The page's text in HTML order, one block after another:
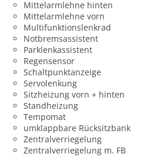
Mittelarmlehne hinten
Mittelarmlehne vorn
Multifunktionslenkrad
Notbremsassistent
Parklenkassistent
Regensensor
Schaltpunktanzeige
Servolenkung
Sitzheizung vorn + hinten
Standheizung
Tempomat
umklappbare Rücksitzbank
Zentralverriegelung
Zentralverriegelung m. FB